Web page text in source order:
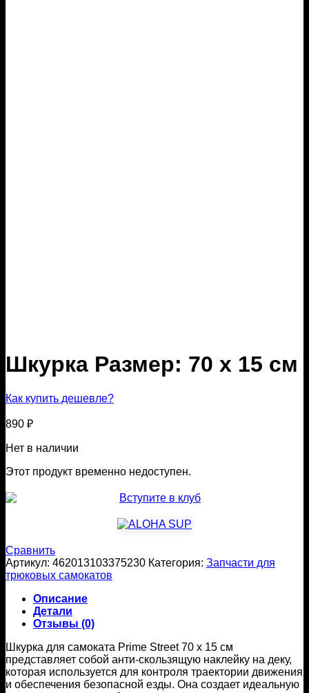
Шкурка Размер: 70 x 15 см
Как купить дешевле?
890 ₽
Нет в наличии
Этот продукт временно недоступен.
Сравнить
Артикул: 462013103375230 Категория: Запчасти для
трюковых самокатов
Описание
Детали
Отзывы (0)
Шкурка для самоката Prime Street 70 x 15 см
представляет собой анти-скользящую наклейку на деку,
которая используется для контроля траектории движения
и обеспечения безопасной езды. Она создает идеальную